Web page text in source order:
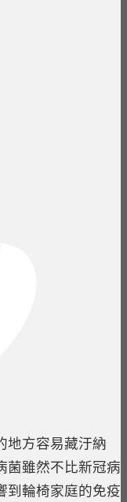
地方容易藏汙納
菌雖然不比新冠病
到輪椅家庭的免疫